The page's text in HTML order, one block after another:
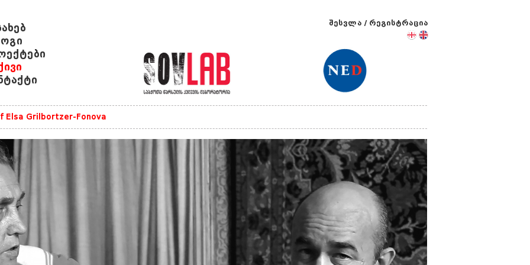
შესვლა / რეგისტრაცია
Elsa Grilbortzer-Fonova